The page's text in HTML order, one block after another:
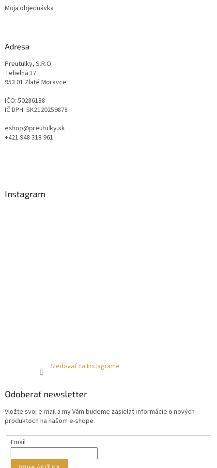
Moja objednávka
Adresa
Preutulky, S.R.O.
Tehelná 17
953 01 Zlaté Moravce
IČO: 50286188
IČ DPH: SK2120259878
eshop@preutulky.sk
+421 948 318 961
Instagram
Sledovať na Instagrame
Odoberať newsletter
Vložte svoj e-mail a my Vám budeme zasielať informácie o nových
produktoch na našom e-shope.
Email